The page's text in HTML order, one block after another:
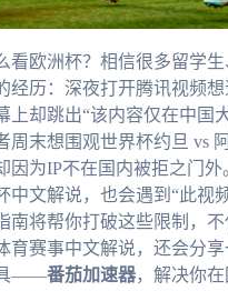
看欧洲杯？相信很多留学
经历：深夜打开腾讯视频
上却跳出“该内容仅在中国
周末想围观世界杯约旦 vs
因为IP不在国内被拒之门
中文解说，也会遇到“此视
南将帮你打破这些限制，
育赛事中文解说，还会分
——番茄加速器，解决你在